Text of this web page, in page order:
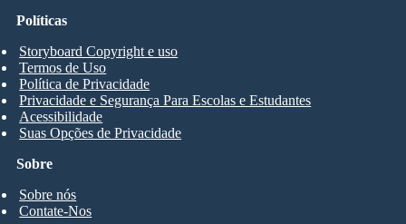
Sobre
Sobre nós
Contate-Nos
Políticas
Storyboard Copyright e uso
Termos de Uso
Política de Privacidade
Privacidade e Segurança Para Escolas e Estudantes
Acessibilidade
Suas Opções de Privacidade